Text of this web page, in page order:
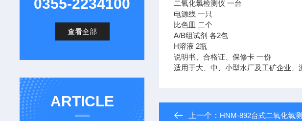
0355-2234100
查看全部
ARTICLE
二氧化氯检测仪 一台
电源线 一只
比色皿 二个
A/B组试剂 各2包
H溶液 2瓶
说明书、合格证、保修卡 一份
适用于大、中、小型水厂及工矿企业、
上一个： HNM-892台式二氧化氯